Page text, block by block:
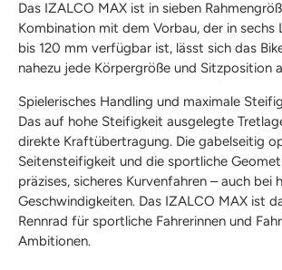
Das IZALCO MAX ist in sieben
Kombination mit dem Vorbau, der in sechs
bis 120 mm verfügbar ist, lässt sich das
nahezu jede Körpergröße und Sitzposition
Spielerisches Handling und maximale
Das auf hohe Steifigkeit ausgelegte
direkte Kraftübertragung. Die gabelseitig
Seitensteifigkeit und die sportliche
präzises, sicheres Kurvenfahren – auch bei
Geschwindigkeiten. Das IZALCO MAX ist
Rennrad für sportliche Fahrerinnen und
Ambitionen.